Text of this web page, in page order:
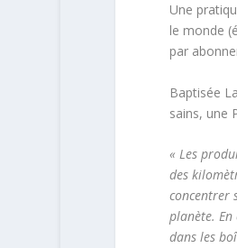
Une
le monde
par
Baptisée
sains, une
« Les
des
concentrer
planète.
dans les